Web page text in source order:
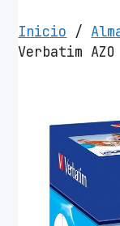
Inicio /
Verbatim